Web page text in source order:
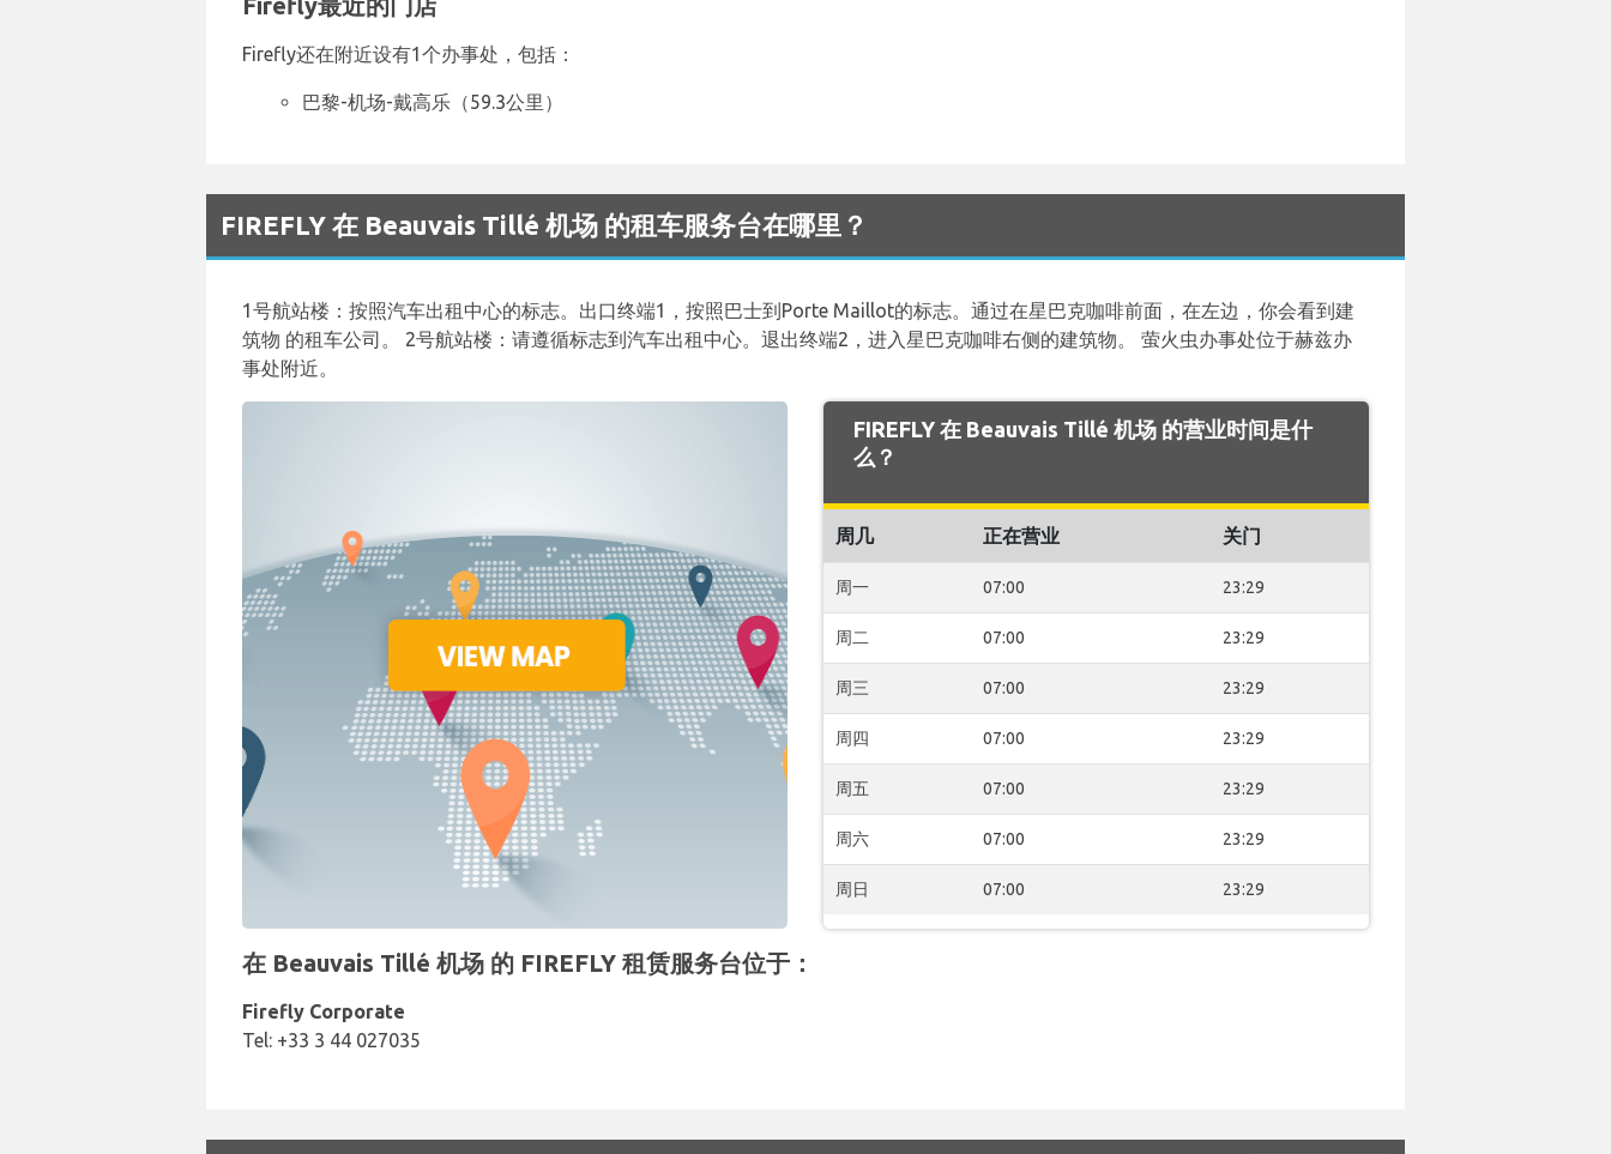
Firefly还在附近设有1个办事处，包括：
巴黎-机场-戴高乐（59.3公里）
FIREFLY 在 Beauvais Tillé 机场 的租车服务台在哪里？
1号航站楼：按照汽车出租中心的标志。出口终端1，按照巴士到Porte Maillot的标志。通过在星巴克咖啡前面，在左边，你会看到建
筑物 的租车公司。 2号航站楼：请遵循标志到汽车出租中心。退出终端2，进入星巴克咖啡右侧的建筑物。 萤火虫办事处位于赫兹办
事处附近。
FIREFLY 在 Beauvais Tillé 机场 的营业时间是什
么？
周几 正在营业 关门
周一 07:00 23:29
周二 07:00 23:29
周三 07:00 23:29
周四 07:00 23:29
周五 07:00 23:29
周六 07:00 23:29
周日 07:00 23:29
在 Beauvais Tillé 机场 的 FIREFLY 租赁服务台位于：
Firefly Corporate
Tel: +33 3 44 027035